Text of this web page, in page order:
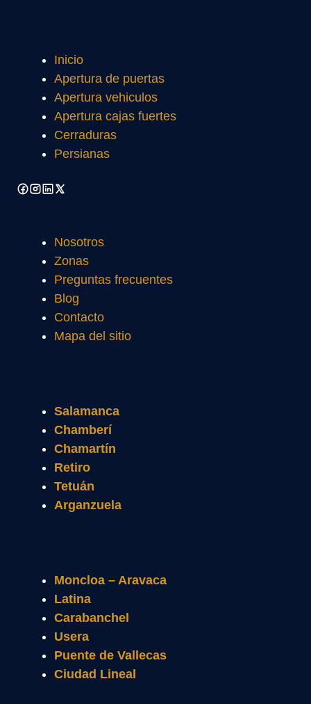
Inicio
Apertura de puertas
Apertura vehiculos
Apertura cajas fuertes
Cerraduras
Persianas
Nosotros
Zonas
Preguntas frecuentes
Blog
Contacto
Mapa del sitio
Salamanca
Chamberí
Chamartín
Retiro
Tetuán
Arganzuela
Moncloa – Aravaca
Latina
Carabanchel
Usera
Puente de Vallecas
Ciudad Lineal